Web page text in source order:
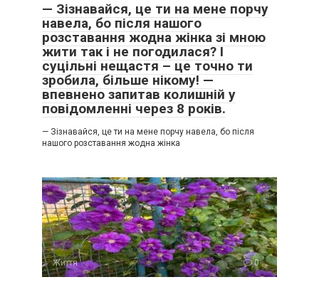
— Зізнавайся, це ти на мене порчу
навела, бо після нашого
розставання жодна жінка зі мною
жити так і не погодилася? І
суцільні нещастя – це точно ти
зробила, більше нікому! —
впевнено запитав колишній у
повідомленні через 8 років.
— Зізнавайся, це ти на мене порчу навела, бо після
нашого розставання жодна жінка
Життя 0